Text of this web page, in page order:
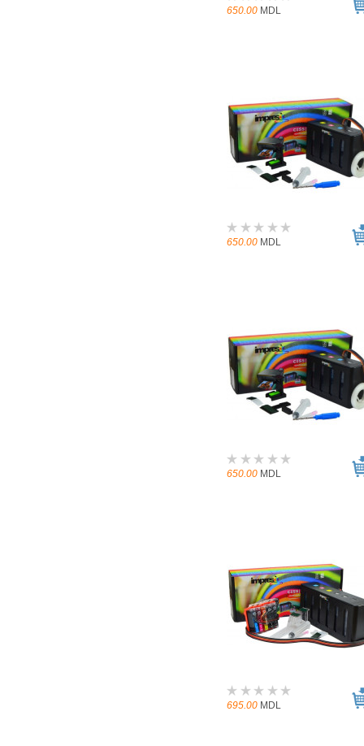
650.00 MDL
650.00 MDL
650.00 MDL
695.00 MDL